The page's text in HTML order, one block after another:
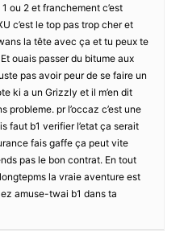
ou 2 et franchement c’est
c’est le top pas trop cher et
la tête avec ça et tu peux te
ouais passer du bitume aux
pas avoir peur de se faire un
ki a un Grizzly et il m’en dit
probleme. pr l’occaz c’est une
faut b1 verifier l’etat ça serait
fais gaffe ça peut vite
pas le bon contrat. En tout
la vraie aventure est
amuse-twai b1 dans ta